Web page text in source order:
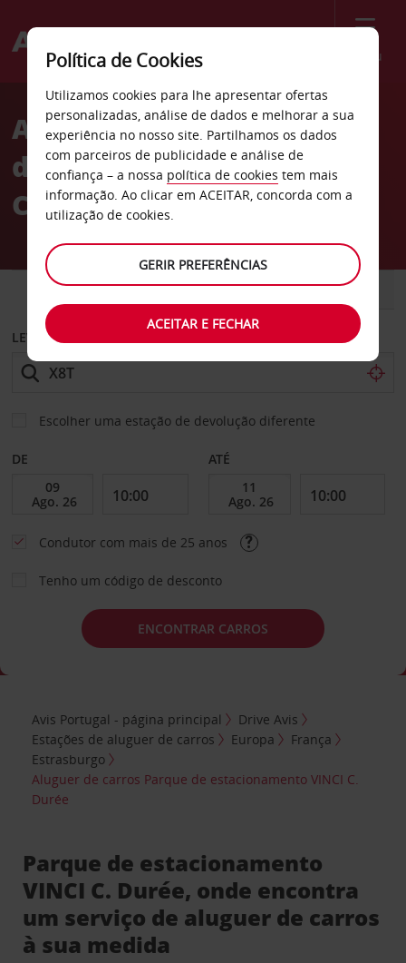
Menu
Welcome
AvisAluguer de carros Parque
de estacionamento VINCI
C. Durée
CARRO COMERCIAIS
LEVANTAR EM
Escolher uma estação de devolução diferente
DE ATÉ
Condutor com mais de 25 anos
Tenho um código de desconto
ENCONTRAR CARROS
Avis Portugal - página principal
Drive Avis
Estações de aluguer de carros
Europa
França
Estrasburgo
Aluguer de carros Parque de estacionamento VINCI C.
Durée
Parque de estacionamento
VINCI C. Durée, onde encontra
um serviço de aluguer de carros
à sua medida
Política de Cookies
Utilizamos cookies para lhe apresentar ofertas
personalizadas, análise de dados e melhorar a sua
experiência no nosso site. Partilhamos os dados
com parceiros de publicidade e análise de
confiança – a nossa política de cookies tem mais
informação. Ao clicar em ACEITAR, concorda com a
utilização de cookies.
GERIR PREFERÊNCIAS
ACEITAR E FECHAR